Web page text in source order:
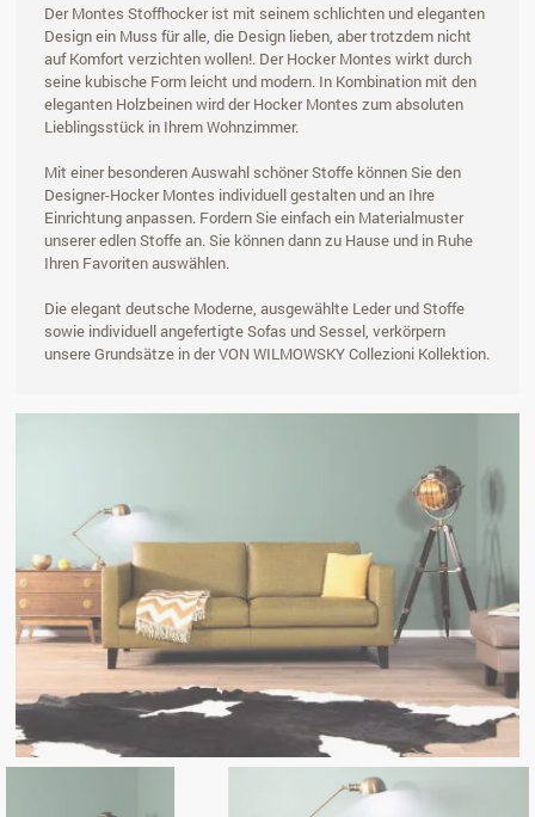
Der Montes Stoffhocker ist mit seinem schlichten und eleganten
Design ein Muss für alle, die Design lieben, aber trotzdem nicht
auf Komfort verzichten wollen!. Der Hocker Montes wirkt durch
seine kubische Form leicht und modern. In Kombination mit den
eleganten Holzbeinen wird der Hocker Montes zum absoluten
Lieblingsstück in Ihrem Wohnzimmer.
Mit einer besonderen Auswahl schöner Stoffe können Sie den
Designer-Hocker Montes individuell gestalten und an Ihre
Einrichtung anpassen. Fordern Sie einfach ein Materialmuster
unserer edlen Stoffe an. Sie können dann zu Hause und in Ruhe
Ihren Favoriten auswählen.
Die elegant deutsche Moderne, ausgewählte Leder und Stoffe
sowie individuell angefertigte Sofas und Sessel, verkörpern
unsere Grundsätze in der VON WILMOWSKY Collezioni Kollektion.